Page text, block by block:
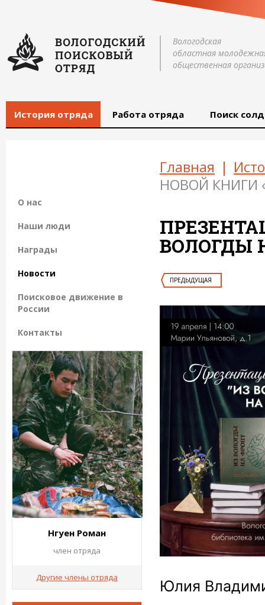
Вологодская
областная
общественная
История отряда Работа отряда Поиск
Главная |
НОВОЙ КНИГИ
ВОЛОГДЫ
ПРЕДЫДУЩАЯ
Юлия
О нас
Наши люди
Награды
Новости
Поисковое движение в
России
Контакты
Нгуен Роман
член отряда
Другие члены отряда